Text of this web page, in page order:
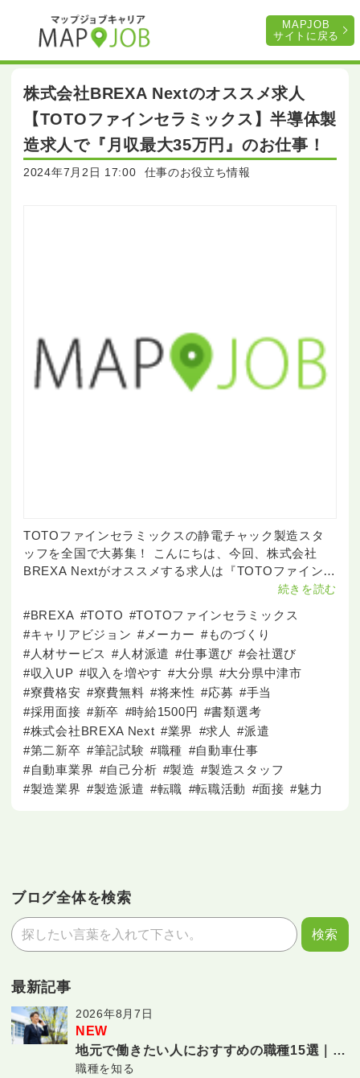
MAPJOB
サイトに戻る
株式会社BREXA Nextのオススメ求人
【TOTOファインセラミックス】半導体製
造求人で『月収最大35万円』のお仕事！
2024年7月2日 17:00 仕事のお役立ち情報
TOTOファインセラミックスの静電チャック製造スタ
ッフを全国で大募集！ こんにちは、今回、株式会社
BREXA Nextがオススメする求人は『TOTOファインセ
ラミックス株式会社』です。ご紹介する会社は、先進
す。今回、大分県中
#BREXA #TOTO #TOTOファインセラミックス
#キャリアビジョン #メーカー #ものづくり
#人材サービス
#人材派遣 #仕事選び #会社選び
#収入UP #収入を増やす #大分県 #大分県中津市
#寮費格安 #寮費無料 #将来性 #応募 #手当
#採用面接 #新卒 #時給1500円 #書類選考
#株式会社BREXA Next #業界 #求人
#派遣
#第二新卒 #筆記試験 #職種 #自動車仕事
#自動車業界 #自己分析 #製造 #製造スタッフ
#製造業界 #製造派遣 #転職 #転職活動 #面接 #魅力
続きを読む
ブログ全体を検索
最新記事
2026年8月7日
NEW
地元で働きたい人におすすめの職種15選｜転
勤なしで長く働ける仕事
職種を知る